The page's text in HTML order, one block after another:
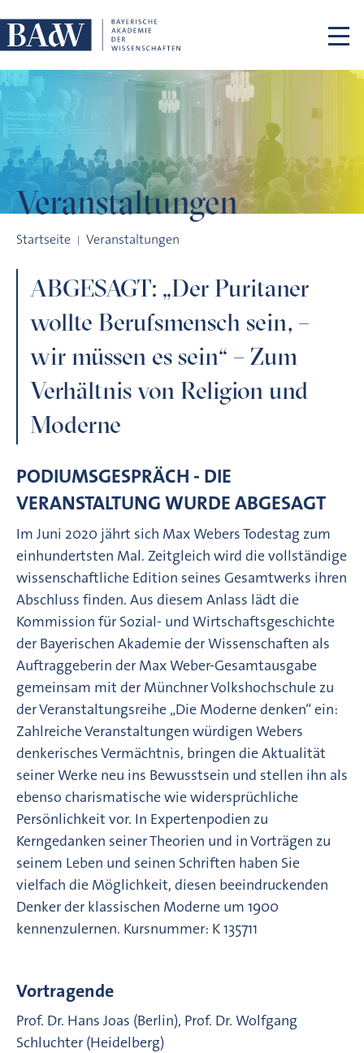
Veranstaltungen
Startseite Veranstaltungen
ABGESAGT: „Der Puritaner
wollte Berufsmensch sein, –
wir müssen es sein“ – Zum
Verhältnis von Religion und
Moderne
PODIUMSGESPRÄCH - DIE
VERANSTALTUNG WURDE ABGESAGT
Im Juni 2020 jährt sich Max Webers Todestag zum
einhundertsten Mal. Zeitgleich wird die vollständige
wissenschaftliche Edition seines Gesamtwerks ihren
Abschluss finden. Aus diesem Anlass lädt die
Kommission für Sozial- und Wirtschaftsgeschichte
der Bayerischen Akademie der Wissenschaften als
Auftraggeberin der Max Weber-Gesamtausgabe
gemeinsam mit der Münchner Volkshochschule zu
der Veranstaltungsreihe „Die Moderne denken“ ein:
Zahlreiche Veranstaltungen würdigen Webers
denkerisches Vermächtnis, bringen die Aktualität
seiner Werke neu ins Bewusstsein und stellen ihn als
ebenso charismatische wie widersprüchliche
Persönlichkeit vor. In Expertenpodien zu
Kerngedanken seiner Theorien und in Vorträgen zu
seinem Leben und seinen Schriften haben Sie
vielfach die Möglichkeit, diesen beeindruckenden
Denker der klassischen Moderne um 1900
kennenzulernen. Kursnummer: K 135711
Vortragende
Prof. Dr. Hans Joas (Berlin), Prof. Dr. Wolfgang
Schluchter (Heidelberg)